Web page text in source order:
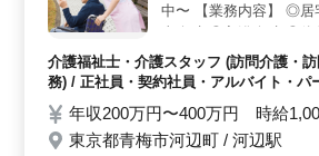
者様との信頼関係を築きながら、地域
な支援を提供することが可能です。
中〜 【業務内容】 ◎
助 ◎書類作成、書類整
や動作の介助 【備考
歩いてすぐ 皆様のご応
す！ まずはお気軽にお
介護福祉士・介護スタッフ (訪問介護・
務) / 正社員・契約社員・アルバイト・パ
年収200万円〜400万円 時給
東京都青梅市河辺町 / 河辺駅